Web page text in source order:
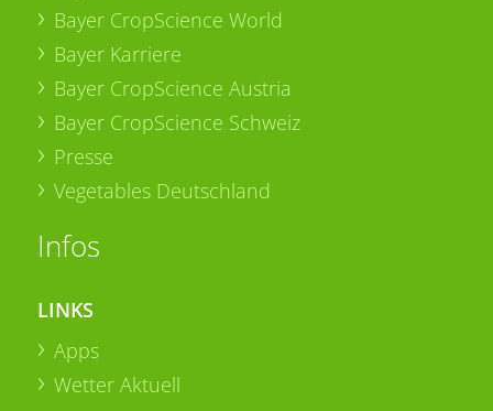
Bayer CropScience World
Bayer Karriere
Bayer CropScience Austria
Bayer CropScience Schweiz
Presse
Vegetables Deutschland
Infos
LINKS
Apps
Wetter Aktuell